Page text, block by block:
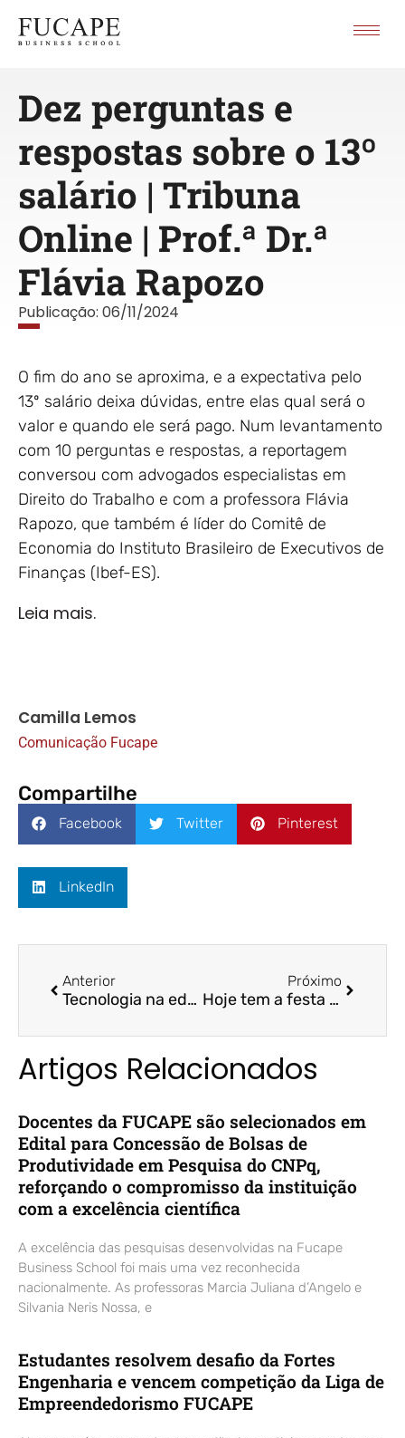
Dez perguntas e
respostas sobre o 13º
salário | Tribuna
Online | Prof.ª Dr.ª
Flávia Rapozo
Publicação: 06/11/2024
O fim do ano se aproxima, e a expectativa pelo
13º salário deixa dúvidas, entre elas qual será o
valor e quando ele será pago. Num levantamento
com 10 perguntas e respostas, a reportagem
conversou com advogados especialistas em
Direito do Trabalho e com a professora Flávia
Rapozo, que também é líder do Comitê de
Economia do Instituto Brasileiro de Executivos de
Finanças (Ibef-ES).
Leia mais.
Camilla Lemos
Comunicação Fucape
Compartilhe
Facebook Twitter Pinterest
LinkedIn
Anterior
Tecnologia na educação: veja como integrar teoria e prática no ensino moderno | Folha Business | Prof. Dr. Octavio Locatelli
Próximo
Hoje tem a festa de entrega da 24ª edição do Prêmio Líder Empresarial | Folha Vitória
Artigos Relacionados
Docentes da FUCAPE são selecionados em
Edital para Concessão de Bolsas de
Produtividade em Pesquisa do CNPq,
reforçando o compromisso da instituição
com a excelência científica
A excelência das pesquisas desenvolvidas na Fucape
Business School foi mais uma vez reconhecida
nacionalmente. As professoras Marcia Juliana d’Angelo e
Silvania Neris Nossa, e
Estudantes resolvem desafio da Fortes
Engenharia e vencem competição da Liga de
Empreendedorismo FUCAPE